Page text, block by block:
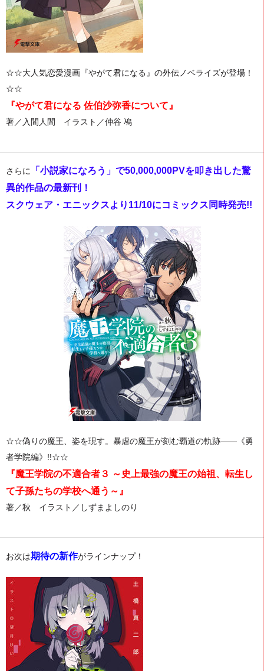
☆☆大人気恋愛漫画『やがて君になる』の外伝ノベライズが登場！
☆☆
『やがて君になる 佐伯沙弥香について』
著／入間人間 イラスト／仲谷 鳰
さらに
「小説家になろう」で50,000,000PVを叩き出した驚
異的作品の最新刊！
スクウェア・エニックスより11/10にコミックス同時発売!!
☆☆偽りの魔王、姿を現す。暴虐の魔王が刻む覇道の軌跡――《勇
者学院編》!!☆☆
『魔王学院の不適合者３ ～史上最強の魔王の始祖、転生し
て子孫たちの学校へ通う～』
著／秋 イラスト／しずまよしのり
お次は期待の新作がラインナップ！